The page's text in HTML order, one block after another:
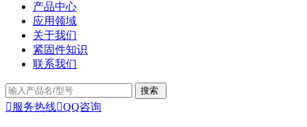
产品中心
应用领域
关于我们
紧固件知识
联系我们
 服务热线QQ咨询